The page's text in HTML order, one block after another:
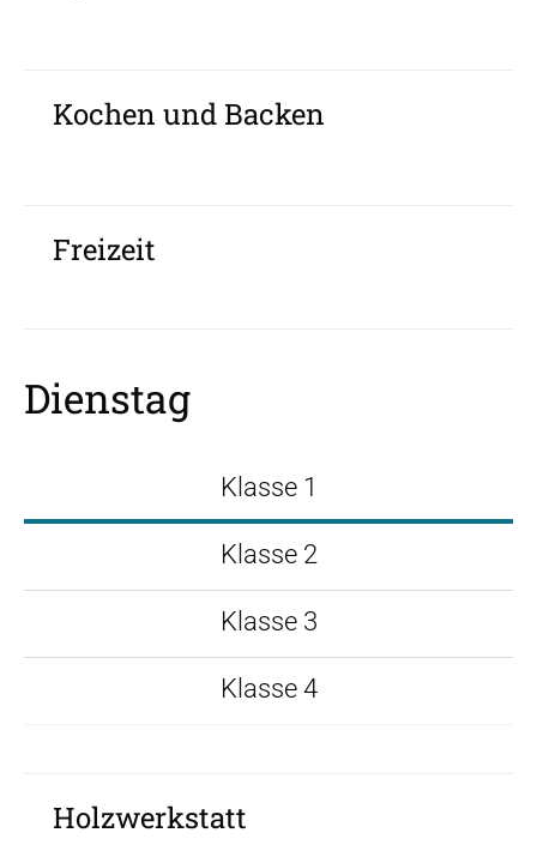
Kochen und Backen
Freizeit
Dienstag
Klasse 1
Klasse 2
Klasse 3
Klasse 4
Holzwerkstatt